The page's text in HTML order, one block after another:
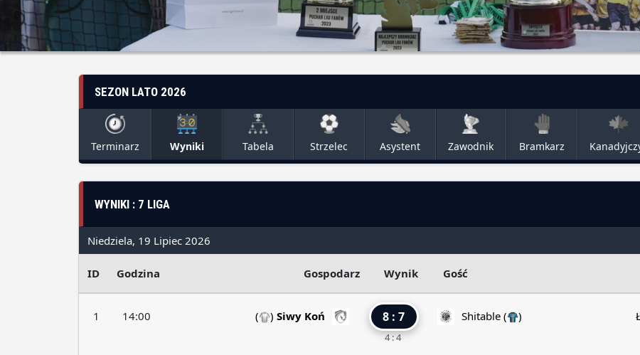
SEZON LATO 2026
Terminarz Wyniki Tabela Strzelec Asystent Zawodnik Bramkarz
WYNIKI : 7 LIGA
Niedziela, 19 Lipiec 2026
ID Godzina Gospodarz Wynik Gość
1 14:00 ( ) Siwy Koń 8 : 7
4 : 4
Shitable( )